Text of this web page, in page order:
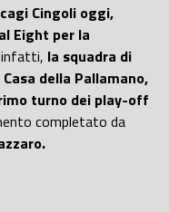
Cingoli oggi,
Eight per la
infatti, la squadra di
della Pallamano,
turno dei play-off
completato da